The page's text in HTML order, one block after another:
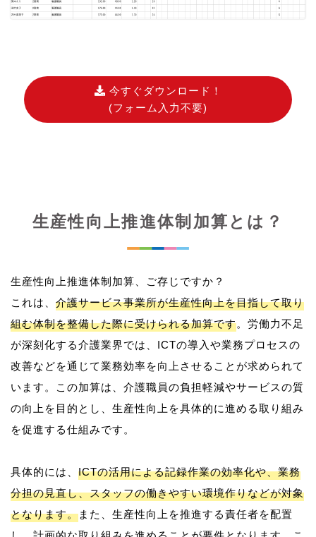
今すぐダウンロード！
(フォーム入力不要)
生産性向上推進体制加算とは？
生産性向上推進体制加算、ご存じですか？
これは、 介護サービス事業所が生産性向上を目指して取り
組む体制を整備した際に受けられる加算です。労働力不足
が深刻化する介護業界では、ICTの導入や業務プロセスの
改善などを通じて業務効率を向上させることが求められて
います。この加算は、介護職員の負担軽減やサービスの質
の向上を目的とし、生産性向上を具体的に進める取り組み
を促進する仕組みです。
具体的には、 ICTの活用による記録作業の効率化や、業務
分担の見直し、スタッフの働きやすい環境作りなどが対象
となります。また、生産性向上を推進する責任者を配置